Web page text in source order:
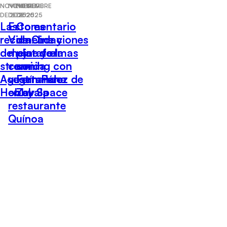
NOVIEMBRE
DE 2025
Las
recomendaciones
del cine y el
streaming con
Agustín Pérez de
Hobby Space
NOVIEMBRE
DE 2025
Esto es
Vida: Lo
mejor de la
comida
vegetariana
en el
restaurante
Quínoa
NOVIEMBRE
DE 2025
Comentario
de Cine y
plataformas
con
Fernando
Zavala